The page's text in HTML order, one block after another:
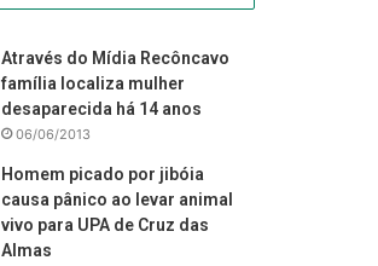
Através do Mídia Recôncavo
família localiza mulher
desaparecida há 14 anos
06/06/2013
Homem picado por jibóia
causa pânico ao levar animal
vivo para UPA de Cruz das
Almas